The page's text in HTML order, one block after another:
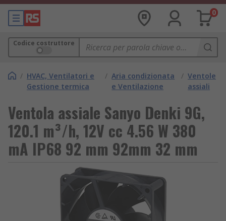
0
Codice costruttore
/ HVAC, Ventilatori e
Gestione termica
/ Aria condizionata
e Ventilazione
/ Ventole
assiali
Ventola assiale Sanyo Denki 9G,
120.1 m³/h, 12V cc 4.56 W 380
mA IP68 92 mm 92mm 32 mm